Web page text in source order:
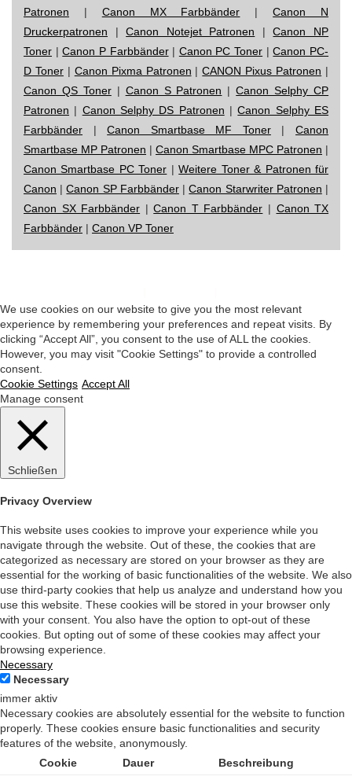
Patronen | Canon MX Farbbänder |Canon N
Druckerpatronen |Canon Notejet Patronen |Canon NP
Toner |Canon P Farbbänder| Canon PC Toner |Canon PC-
D Toner| Canon Pixma Patronen |CANON Pixus Patronen |
Canon QS Toner| Canon S Patronen |Canon Selphy CP
Patronen | Canon Selphy DS Patronen |Canon Selphy ES
Farbbänder |Canon Smartbase MF Toner|Canon
Smartbase MP Patronen | Canon Smartbase MPC Patronen |
Canon Smartbase PC Toner |Weitere Toner & Patronen für
Canon |Canon SP Farbbänder|Canon Starwriter Patronen |
Canon SX Farbbänder |Canon T Farbbänder | Canon TX
Farbbänder | Canon VP Toner
We use cookies on our website to give you the most relevant
experience by remembering your preferences and repeat visits. By
clicking “Accept All”, you consent to the use of ALL the cookies.
However, you may visit "Cookie Settings" to provide a controlled
consent.
Cookie Settings Accept All
Manage consent
Schließen
Privacy Overview
This website uses cookies to improve your experience while you
navigate through the website. Out of these, the cookies that are
categorized as necessary are stored on your browser as they are
essential for the working of basic functionalities of the website. We also
use third-party cookies that help us analyze and understand how you
use this website. These cookies will be stored in your browser only
with your consent. You also have the option to opt-out of these
cookies. But opting out of some of these cookies may affect your
browsing experience.
Necessary
Necessary
immer aktiv
Necessary cookies are absolutely essential for the website to function
properly. These cookies ensure basic functionalities and security
features of the website, anonymously.
Cookie
Dauer Beschreibung